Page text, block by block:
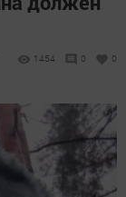
1454 0 0